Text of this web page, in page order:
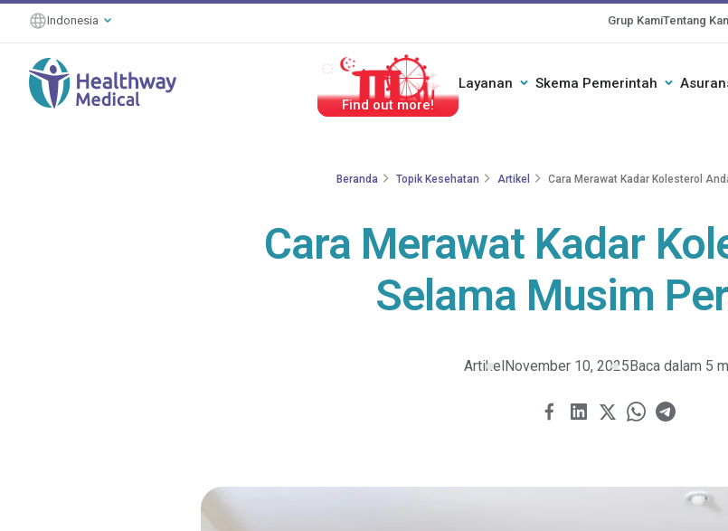
Indonesia Grup KamiTentang
#HealthierTogether
Layanan Skema Pemerintah
Beranda Topik Kesehatan Artikel Cara Merawat Kadar Kolesterol
Cara Merawat Kadar
Selama Musim
ArtikelNovember 10, 2025Baca dalam 5